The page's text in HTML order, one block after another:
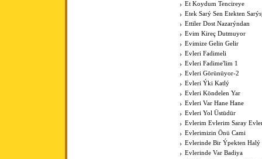
Et Koydum Tencireye
Etek Sarý Sen Etekten
Ettiler Dost Nazarýndan
Evim Kireç Dutmuyor
Evimize Gelin Gelir
Evleri Fadimeli
Evleri Fadime'lim 1
Evleri Görünüyor-2
Evleri Ýki Katlý
Evleri Köndelen Yar
Evleri Var Hane Hane
Evleri Yol Üstüdür
Evlerim Evlerim Saray
Evlerimizin Önü Cami
Evlerinde Bir Ýpekten Halý
Evlerinde Var Badiya